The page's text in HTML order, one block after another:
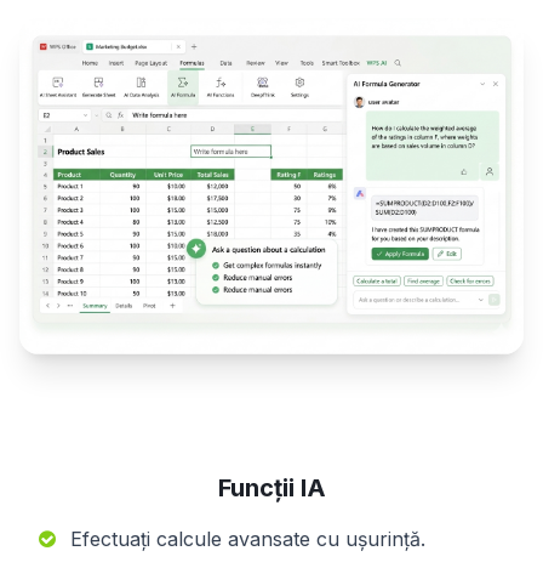
Funcții IA
Efectuați calcule avansate cu ușurință.